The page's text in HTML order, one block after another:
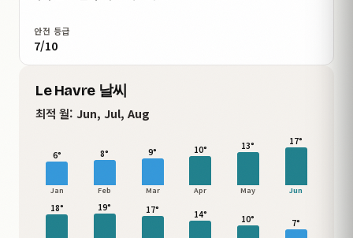
안전 등급
7/10
Le Havre 날씨
최적 월: Jun, Jul, Aug
6°
Jan
8°
Feb
9°
Mar
10°
Apr
13°
May
17°
Jun
18° 19° 17° 14° 10° 7°